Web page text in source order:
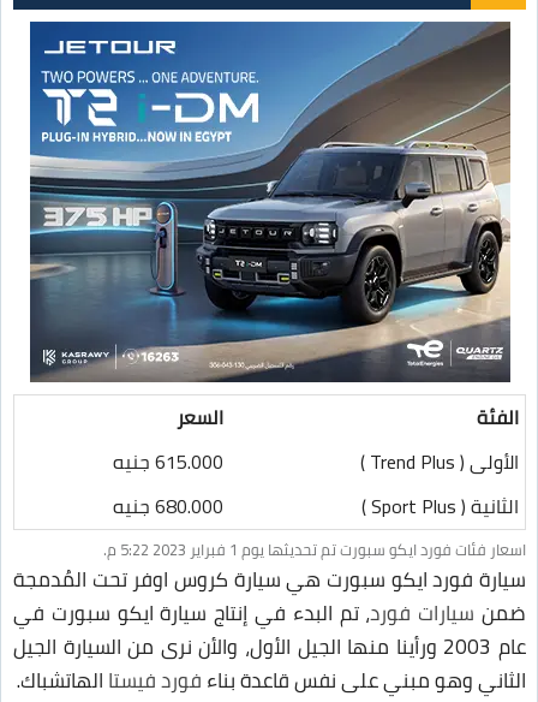
الفئة
السعر
الأولى ( Trend Plus )
615.000 جنيه
الثانية ( Sport Plus )
680.000 جنيه
اسعار فئات فورد ايكو سبورت تم تحديثها يوم 1 فبراير 2023 5:22 م.
سيارة فورد ايكو سبورت هي سيارة كروس اوفر تحت المُدمجة
ضمن سيارات فورد، تم البدء في إنتاج سيارة ايكو سبورت في
عام 2003 ورأينا منها الجيل الأول، والأن نرى من السيارة الجيل
الثاني وهو مبني على نفس قاعدة بناءفورد فيستاالهاتشباك.